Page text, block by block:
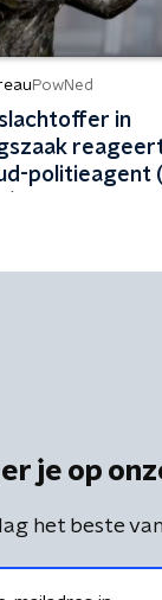
PowNed
in
politieagent
je op
het beste